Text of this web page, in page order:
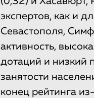
экспертов, как и
Севастополя,
активность,
дотаций и низкий
занятости
конец рейтинга